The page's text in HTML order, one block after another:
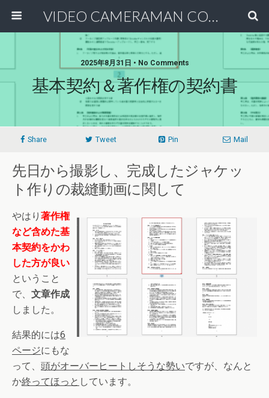
VIDEO CAMERAMAN COMMUNITY
2025年8月31日 • No Comments
基本契約＆著作権の契約書
Share Tweet Pin Mail
先日から撮影し、完成したジャケッ
ト作りの裁縫動画に関して
やはり 著作権
など含めた基
本契約をかわ
した方が良い
ということ
で、 文章作成
しました。
結果的には6
ページにもな
って、 頭がオーバーヒートしそうな勢いですが、なんと
か終ってほっと しています。